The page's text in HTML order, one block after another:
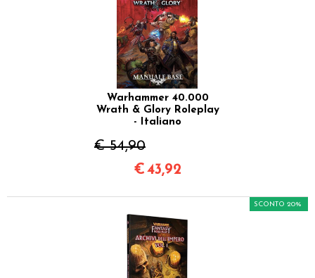
Warhammer 40.000
Wrath & Glory Roleplay
- Italiano
€ 54,90
€43,92
SCONTO 20%